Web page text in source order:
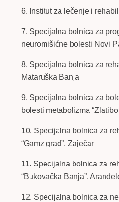
6. Institut za lečenje i
7. Specijalna bolnica za
neuromišićne bolesti Novi
8. Specijalna bolnica za
Mataruška Banja
9. Specijalna bolnica za
bolesti metabolizma
10. Specijalna bolnica za
“Gamzigrad”, Zaječar
11. Specijalna bolnica za
“Bukovačka Banja”,
12. Specijalna bolnica za